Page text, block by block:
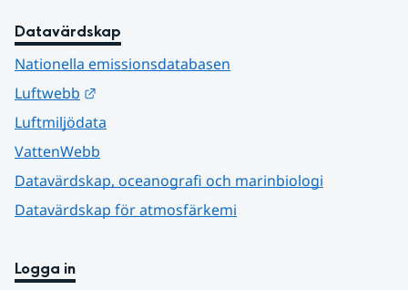
Datavärdskap
Nationella emissionsdatabasen
Luftwebb
Luftmiljödata
VattenWebb
Datavärdskap, oceanografi och marinbiologi
Datavärdskap för atmosfärkemi
Logga in